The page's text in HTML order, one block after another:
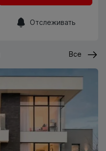
Отслеживать
Все